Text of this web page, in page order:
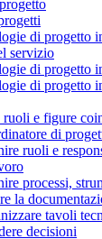
di progetto
servizio
di progetto
di progetto
ruoli e figure
di
ruoli e
processi,
la
tavoli
decisioni